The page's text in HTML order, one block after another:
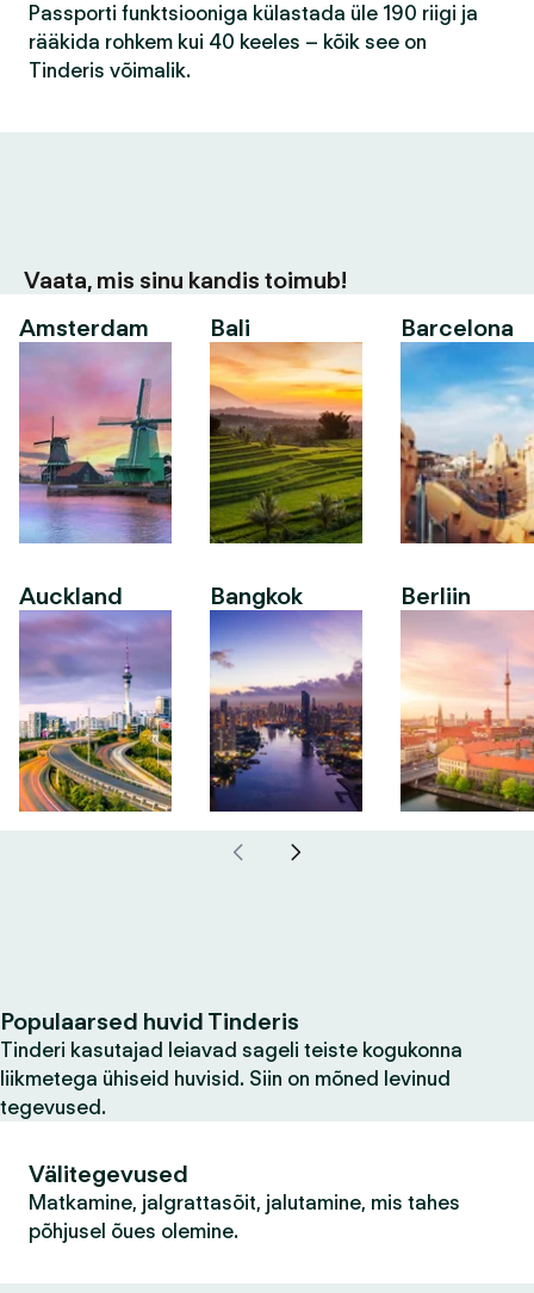
Passporti funktsiooniga külastada üle 190 riigi ja
rääkida rohkem kui 40 keeles – kõik see on
Tinderis võimalik.
Vaata, mis sinu kandis toimub!
Amsterdam
Auckland
Bali
Bangkok
Barcelona
Berliin
Populaarsed huvid Tinderis
Tinderi kasutajad leiavad sageli teiste kogukonna
liikmetega ühiseid huvisid. Siin on mõned levinud
tegevused.
Välitegevused
Matkamine, jalgrattasõit, jalutamine, mis tahes
põhjusel õues olemine.